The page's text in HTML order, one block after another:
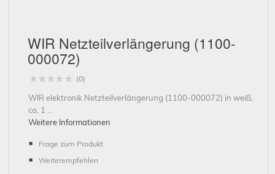
WIR Netzteilverlängerung (1100-
000072)
(0)
WIR elektronik Netzteilverlängerung (1100-000072) in weiß,
ca. 1 ...
Weitere Informationen
Frage zum Produkt
Weiterempfehlen